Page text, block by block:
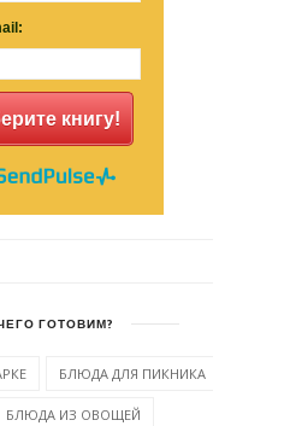
Заберите книгу!
ГОТОВИМ?
БЛЮДА ДЛЯ ПИКНИКА
БЛЮДА ИЗ ОВОЩЕЙ